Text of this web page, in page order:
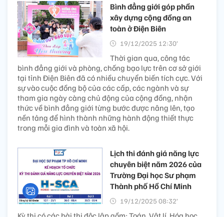
Bình đẳng giới góp phần
xây dựng cộng đồng an
toàn ở Điện Biên
19/12/2025 12:30’
Thời gian qua, công tác
bình đẳng giới và phòng, chống bạo lực trên cơ sở giới
tại tỉnh Điện Biên đã có nhiều chuyển biến tích cực. Với
sự vào cuộc đồng bộ của các cấp, các ngành và sự
tham gia ngày càng chủ động của cộng đồng, nhận
thức về bình đẳng giới từng bước được nâng lên, tạo
nền tảng để hình thành những hành động thiết thực
trong mỗi gia đình và toàn xã hội.
Lịch thi đánh giá năng lực
chuyên biệt năm 2026 của
Trường Đại học Sư phạm
Thành phố Hồ Chí Minh
19/12/2025 08:32’